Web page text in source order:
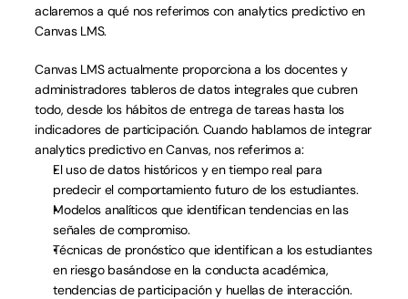
aclaremos a qué nos referimos con analytics predictivo en
Canvas LMS.
Canvas LMS actualmente proporciona a los docentes y
administradores tableros de datos integrales que cubren
todo, desde los hábitos de entrega de tareas hasta los
indicadores de participación. Cuando hablamos de integrar
analytics predictivo en Canvas, nos referimos a:
El uso de datos históricos y en tiempo real para
predecir el comportamiento futuro de los estudiantes.
Modelos analíticos que identifican tendencias en las
señales de compromiso.
Técnicas de pronóstico que identifican a los estudiantes
en riesgo basándose en la conducta académica,
tendencias de participación y huellas de interacción.